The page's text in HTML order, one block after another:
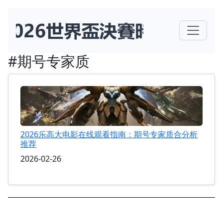
#期号专家质
2026乐高大电影在线观看指南：期号专家质合分析
推荐
2026-02-26